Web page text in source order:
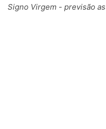
Signo Virgem - previsão